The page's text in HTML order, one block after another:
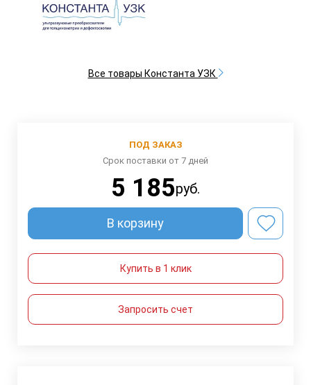
Все товары Константа УЗК
ПОД ЗАКАЗ
Срок поставки от 7 дней
5 185руб.
В корзину
Купить в 1 клик
Запросить счет